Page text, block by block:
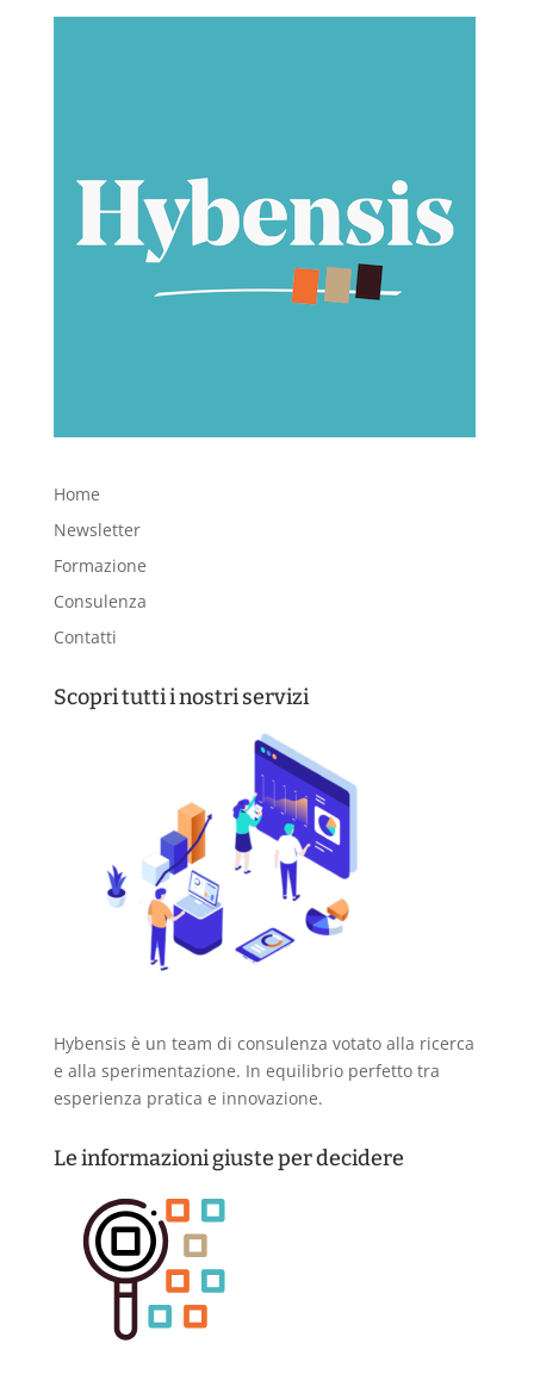
Home
Newsletter
Formazione
Consulenza
Contatti
Scopri tutti i nostri servizi
Hybensis è un team di consulenza votato alla ricerca
e alla sperimentazione. In equilibrio perfetto tra
esperienza pratica e innovazione.
Le informazioni giuste per decidere